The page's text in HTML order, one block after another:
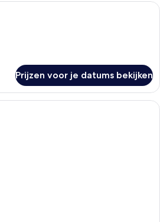
Een hotelkamer met een bed, een
Prijzen voor je datums bekijken